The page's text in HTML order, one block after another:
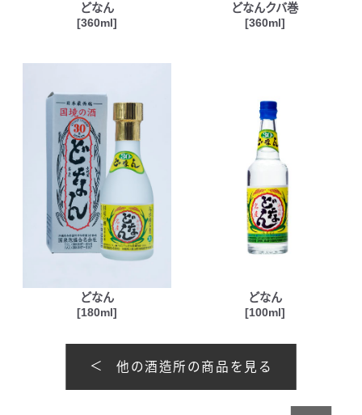
どなん
[360ml]
どなんクバ巻
[360ml]
どなん
[180ml]
どなん
[100ml]
他の酒造所の商品を見る